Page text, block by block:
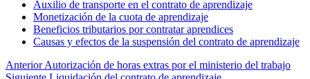
Auxilio de transporte en el contrato de aprendizaje
Monetización de la cuota de aprendizaje
Beneficios tributarios por contratar aprendices
Causas y efectos de la suspensión del contrato de aprendizaje
Anterior Autorización de horas extras por el ministerio del trabajo